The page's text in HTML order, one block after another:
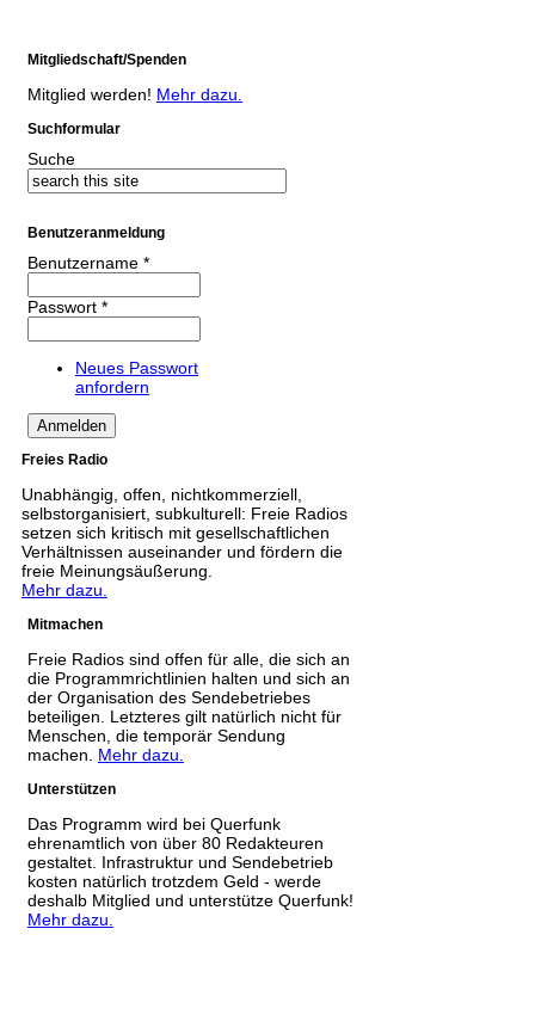
Mitgliedschaft/Spenden
Mitglied werden! Mehr dazu.
Suchformular
Suche
Benutzeranmeldung
Benutzername *
Passwort *
Neues Passwort
anfordern
Freies Radio
Unabhängig, offen, nichtkommerziell,
selbstorganisiert, subkulturell: Freie Radios
setzen sich kritisch mit gesellschaftlichen
Verhältnissen auseinander und fördern die
freie Meinungsäußerung.
Mehr dazu.
Mitmachen
Freie Radios sind offen für alle, die sich an
die Programmrichtlinien halten und sich an
der Organisation des Sendebetriebes
beteiligen. Letzteres gilt natürlich nicht für
Menschen, die temporär Sendung
machen. Mehr dazu.
Unterstützen
Das Programm wird bei Querfunk
ehrenamtlich von über 80 Redakteuren
gestaltet. Infrastruktur und Sendebetrieb
kosten natürlich trotzdem Geld - werde
deshalb Mitglied und unterstütze Querfunk!
Mehr dazu.